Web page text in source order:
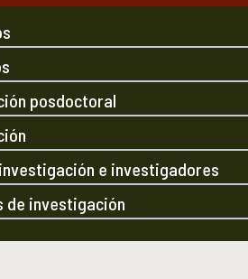
año
posdoctoral
e investigadores
de investigación